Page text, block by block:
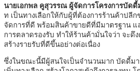
นายเอกพล คูสุวรรณ ผู้จัดการโครงการบัดดี้
ท เป็นทางเลือกให้กับผู้ที่ต้องการร้านค้าปลี
จัดการที่ดี พร้อมสินค้าขายดีที่มีมาตรฐาน
การตลาดรองรับ ทำให้ร้านค้ามั่นใจว่า จะ
สร้างรายรับที่ดีขึ้นอย่างต่อเนื่อง
ซึ่งในขณะนี้มีผู้สนใจเป็นจำนวนมาก บัดดี้ม